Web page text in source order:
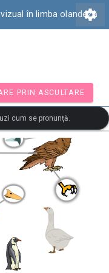
în limba olandeză
settings
PRIN
cum se pronunță.